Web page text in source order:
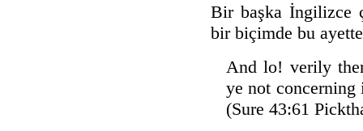
Bir başka İngilizce
bir biçimde bu
And lo! verily
ye not
(Sure 43:61